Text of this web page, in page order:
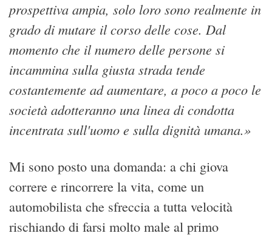
prospettiva ampia, solo loro sono realmente in
grado di mutare il corso delle cose. Dal
momento che il numero delle persone si
incammina sulla giusta strada tende
costantemente ad aumentare, a poco a poco le
società adotteranno una linea di condotta
incentrata sull'uomo e sulla dignità umana.»
Mi sono posto una domanda: a chi giova
correre e rincorrere la vita, come un
automobilista che sfreccia a tutta velocità
rischiando di farsi molto male al primo